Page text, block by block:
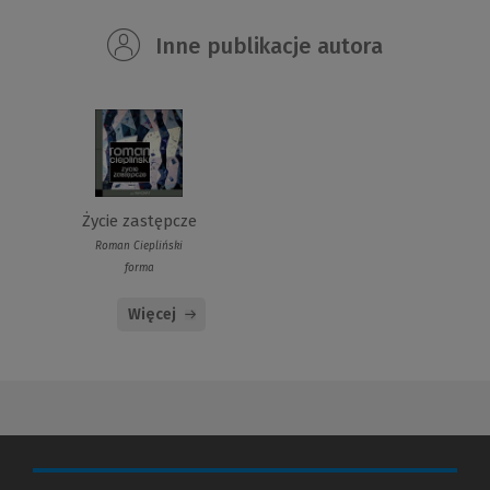
Inne publikacje autora
Życie zastępcze
Roman Ciepliński
forma
Więcej